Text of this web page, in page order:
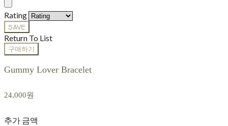
Rating
SAVE
Return To List
구매하기
Gummy Lover Bracelet
24,000원
추가 금액